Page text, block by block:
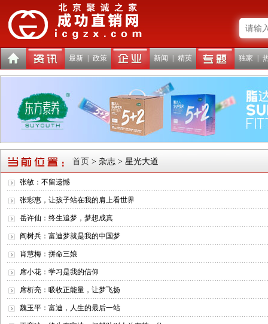
最新 政策 新闻 精英 独家
首页 > 杂志 > 星光大道
张敏：不留遗憾
张彩惠，让孩子站在我的肩上看世界
岳许仙：终生追梦，梦想成真
阎树兵：富迪梦就是我的中国梦
肖慧梅：拼命三娘
席小花：学习是我的信仰
席析亮：吸收正能量，让梦飞扬
魏玉平：富迪，人生的最后一站